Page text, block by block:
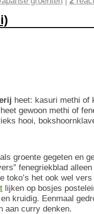
heet: kasuri methi of
heet gewoon methi of
hooi,
groente gegeten en
fenegriekblad
toko’s het ook wel
lijken op bosjes
kruidig. Eenmaal
aan curry denken.